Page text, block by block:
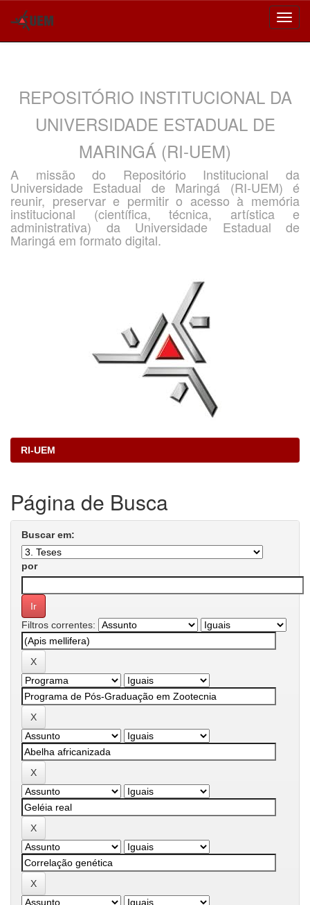
REPOSITÓRIO INSTITUCIONAL DA
UNIVERSIDADE ESTADUAL DE
MARINGÁ (RI-UEM)
A missão do Repositório Institucional da
Universidade Estadual de Maringá (RI-UEM) é
reunir, preservar e permitir o acesso à memória
institucional (científica, técnica, artística e
administrativa) da Universidade Estadual de
Maringá em formato digital.
RI-UEM
Página de Busca
Buscar em:
por
Filtros correntes: